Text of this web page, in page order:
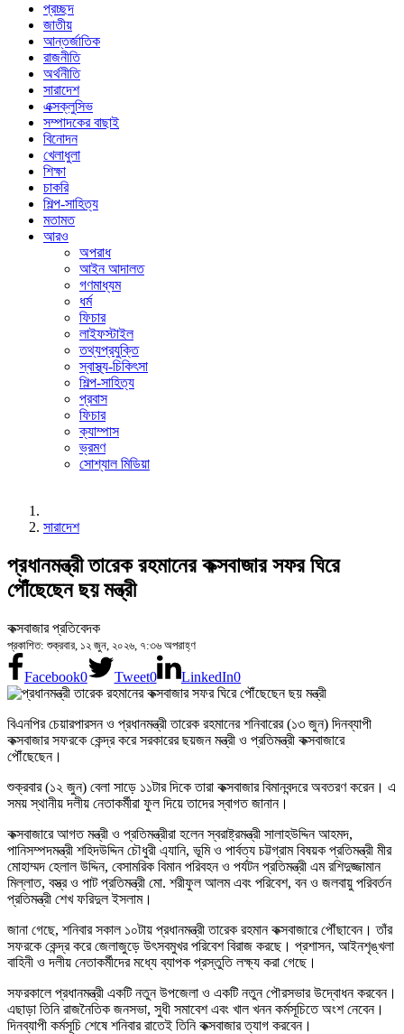
প্রচ্ছদ
জাতীয়
আন্তর্জাতিক
রাজনীতি
অর্থনীতি
সারাদেশ
এক্সক্লুসিভ
সম্পাদকের বাছাই
বিনোদন
খেলাধুলা
শিক্ষা
চাকরি
শিল্প-সাহিত্য
মতামত
আরও
অপরাধ
আইন আদালত
গণমাধ্যম
ধর্ম
ফিচার
লাইফস্টাইল
তথ্যপ্রযুক্তি
স্বাস্থ্য-চিকিৎসা
শিল্প-সাহিত্য
প্রবাস
ফিচার
ক্যাম্পাস
ভ্রমণ
সোশ্যাল মিডিয়া
সারাদেশ
প্রধানমন্ত্রী তারেক রহমানের কক্সবাজার সফর ঘিরে
পৌঁছেছেন ছয় মন্ত্রী
কক্সবাজার প্রতিবেদক
প্রকাশিত: শুক্রবার, ১২ জুন, ২০২৬, ৭:৩৬ অপরাহ্ণ
Facebook0 Tweet0 LinkedIn0
বিএনপির চেয়ারপারসন ও প্রধানমন্ত্রী তারেক রহমানের শনিবারের (১৩ জুন) দিনব্যাপী
কক্সবাজার সফরকে কেন্দ্র করে সরকারের ছয়জন মন্ত্রী ও প্রতিমন্ত্রী কক্সবাজারে
পৌঁছেছেন।
শুক্রবার (১২ জুন) বেলা সাড়ে ১১টার দিকে তারা কক্সবাজার বিমানবন্দরে অবতরণ করেন। এ
সময় স্থানীয় দলীয় নেতাকর্মীরা ফুল দিয়ে তাদের স্বাগত জানান।
কক্সবাজারে আগত মন্ত্রী ও প্রতিমন্ত্রীরা হলেন স্বরাষ্ট্রমন্ত্রী সালাহউদ্দিন আহমদ,
পানিসম্পদমন্ত্রী শহিদউদ্দিন চৌধুরী এ্যানি, ভূমি ও পার্বত্য চট্টগ্রাম বিষয়ক প্রতিমন্ত্রী মীর
মোহাম্মদ হেলাল উদ্দিন, বেসামরিক বিমান পরিবহন ও পর্যটন প্রতিমন্ত্রী এম রশিদুজ্জামান
মিল্লাত, বস্ত্র ও পাট প্রতিমন্ত্রী মো. শরীফুল আলম এবং পরিবেশ, বন ও জলবায়ু পরিবর্তন
প্রতিমন্ত্রী শেখ ফরিদুল ইসলাম।
জানা গেছে, শনিবার সকাল ১০টায় প্রধানমন্ত্রী তারেক রহমান কক্সবাজারে পৌঁছাবেন। তাঁর
সফরকে কেন্দ্র করে জেলাজুড়ে উৎসবমুখর পরিবেশ বিরাজ করছে। প্রশাসন, আইনশৃঙ্খলা
বাহিনী ও দলীয় নেতাকর্মীদের মধ্যে ব্যাপক প্রস্তুতি লক্ষ্য করা গেছে।
সফরকালে প্রধানমন্ত্রী একটি নতুন উপজেলা ও একটি নতুন পৌরসভার উদ্বোধন করবেন।
এছাড়া তিনি রাজনৈতিক জনসভা, সুধী সমাবেশ এবং খাল খনন কর্মসূচিতে অংশ নেবেন।
দিনব্যাপী কর্মসূচি শেষে শনিবার রাতেই তিনি কক্সবাজার ত্যাগ করবেন।